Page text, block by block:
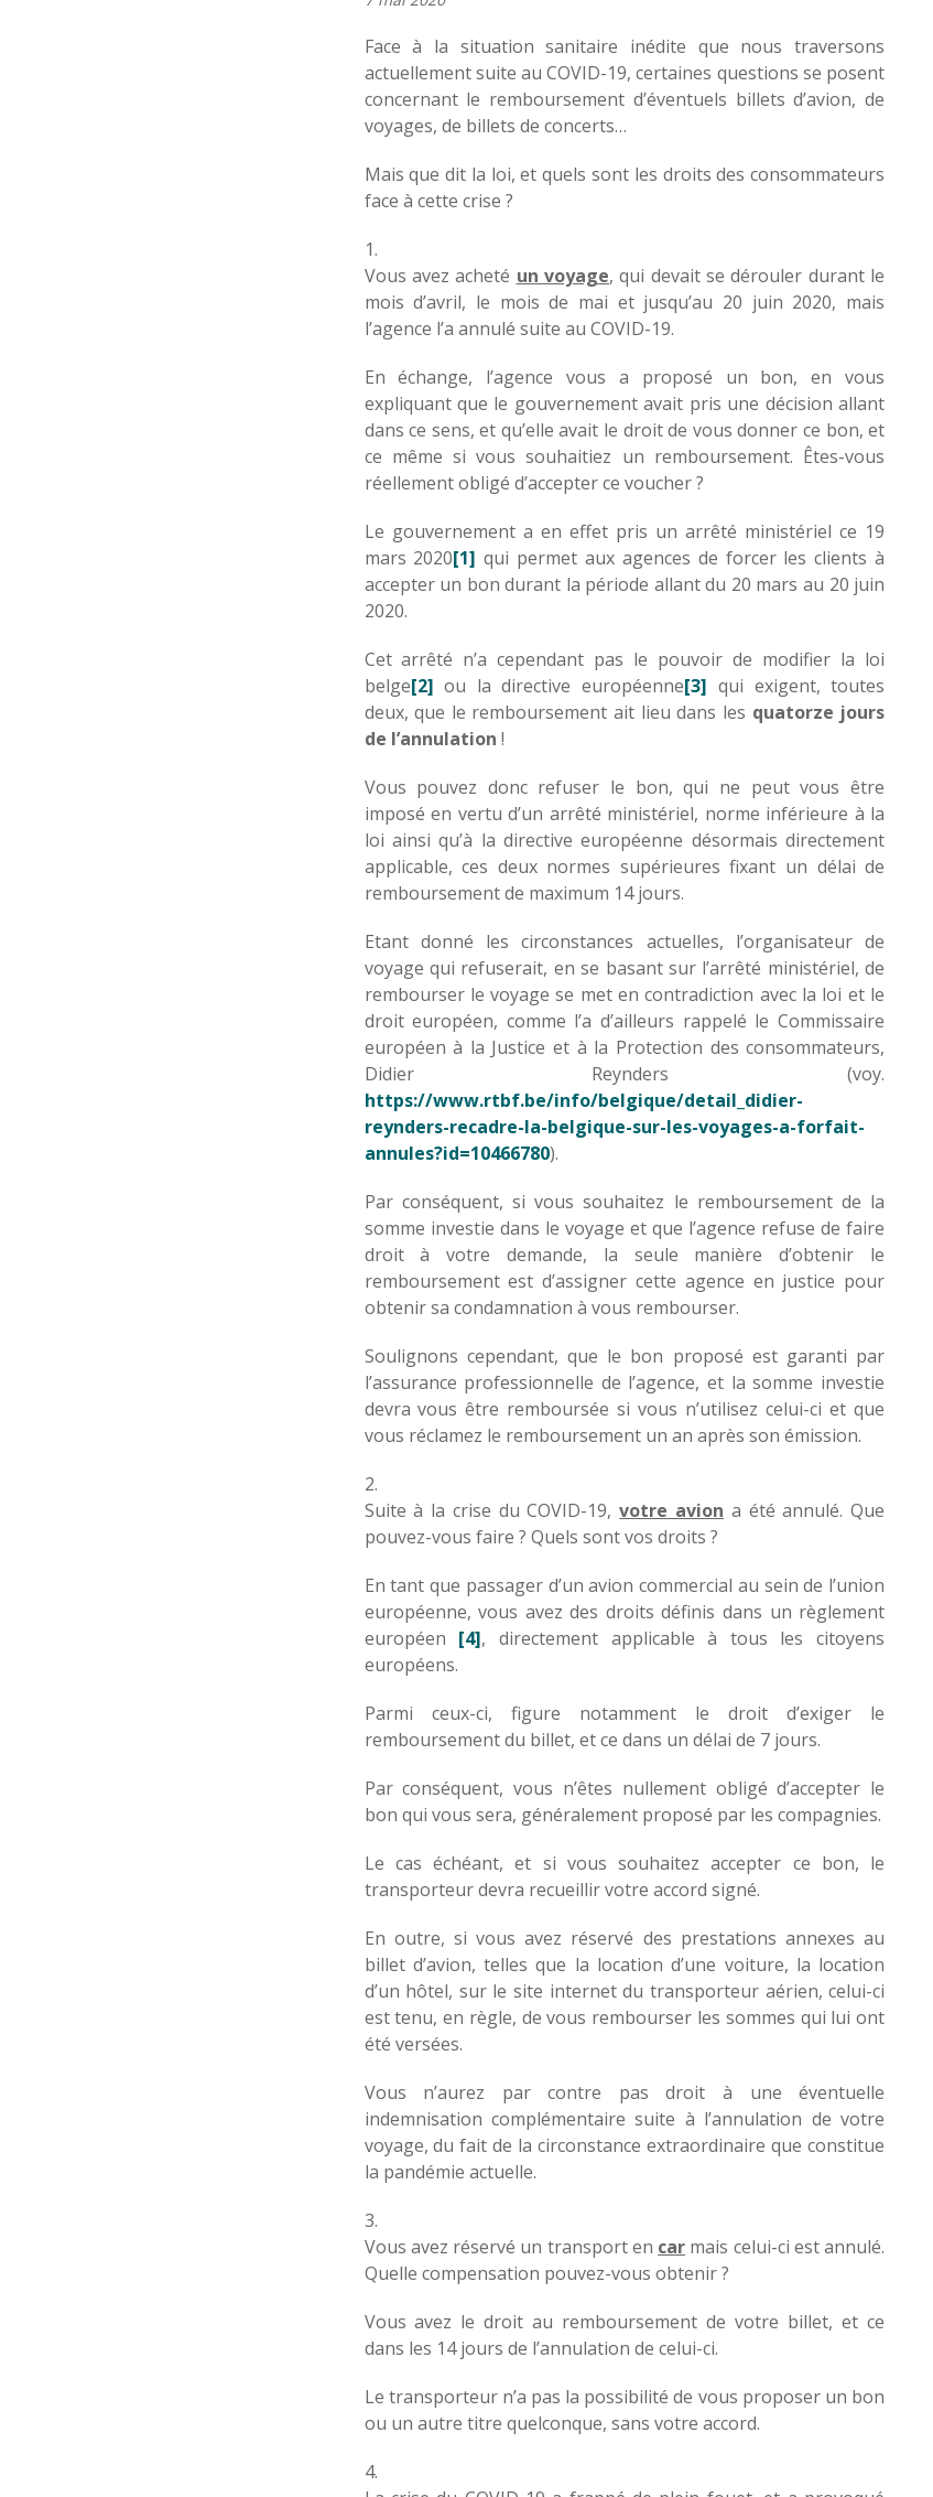
Face à la situation sanitaire inédite que nous traversons
actuellement suite au COVID-19, certaines questions se posent
concernant le remboursement d’éventuels billets d’avion, de
voyages, de billets de concerts…
Mais que dit la loi, et quels sont les droits des consommateurs
face à cette crise ?
1.
Vous avez acheté un voyage, qui devait se dérouler durant le
mois d’avril, le mois de mai et jusqu’au 20 juin 2020, mais
l’agence l’a annulé suite au COVID-19.
En échange, l’agence vous a proposé un bon, en vous
expliquant que le gouvernement avait pris une décision allant
dans ce sens, et qu’elle avait le droit de vous donner ce bon, et
ce même si vous souhaitiez un remboursement. Êtes-vous
réellement obligé d’accepter ce voucher ?
Le gouvernement a en effet pris un arrêté ministériel ce 19
mars 2020[1] qui permet aux agences de forcer les clients à
accepter un bon durant la période allant du 20 mars au 20 juin
2020.
Cet arrêté n’a cependant pas le pouvoir de modifier la loi
belge[2] ou la directive européenne[3] qui exigent, toutes
deux, que le remboursement ait lieu dans les quatorze jours
de l’annulation !
Vous pouvez donc refuser le bon, qui ne peut vous être
imposé en vertu d’un arrêté ministériel, norme inférieure à la
loi ainsi qu’à la directive européenne désormais directement
applicable, ces deux normes supérieures fixant un délai de
remboursement de maximum 14 jours.
Etant donné les circonstances actuelles, l’organisateur de
voyage qui refuserait, en se basant sur l’arrêté ministériel, de
rembourser le voyage se met en contradiction avec la loi et le
droit européen, comme l’a d’ailleurs rappelé le Commissaire
européen à la Justice et à la Protection des consommateurs,
Didier Reynders (voy.
https://www.rtbf.be/info/belgique/detail_didier-
reynders-recadre-la-belgique-sur-les-voyages-a-forfait-
annules?id=10466780).
Par conséquent, si vous souhaitez le remboursement de la
somme investie dans le voyage et que l’agence refuse de faire
droit à votre demande, la seule manière d’obtenir le
remboursement est d’assigner cette agence en justice pour
obtenir sa condamnation à vous rembourser.
Soulignons cependant, que le bon proposé est garanti par
l’assurance professionnelle de l’agence, et la somme investie
devra vous être remboursée si vous n’utilisez celui-ci et que
vous réclamez le remboursement un an après son émission.
2.
Suite à la crise du COVID-19,votre avion a été annulé. Que
pouvez-vous faire ? Quels sont vos droits ?
En tant que passager d’un avion commercial au sein de l’union
européenne, vous avez des droits définis dans un règlement
européen [4], directement applicable à tous les citoyens
européens.
Parmi ceux-ci, figure notamment le droit d’exiger le
remboursement du billet, et ce dans un délai de 7 jours.
Par conséquent, vous n’êtes nullement obligé d’accepter le
bon qui vous sera, généralement proposé par les compagnies.
Le cas échéant, et si vous souhaitez accepter ce bon, le
transporteur devra recueillir votre accord signé.
En outre, si vous avez réservé des prestations annexes au
billet d’avion, telles que la location d’une voiture, la location
d’un hôtel, sur le site internet du transporteur aérien, celui-ci
est tenu, en règle, de vous rembourser les sommes qui lui ont
été versées.
Vous n’aurez par contre pas droit à une éventuelle
indemnisation complémentaire suite à l’annulation de votre
voyage, du fait de la circonstance extraordinaire que constitue
la pandémie actuelle.
3.
Vous avez réservé un transport en car mais celui-ci est annulé.
Quelle compensation pouvez-vous obtenir ?
Vous avez le droit au remboursement de votre billet, et ce
dans les 14 jours de l’annulation de celui-ci.
Le transporteur n’a pas la possibilité de vous proposer un bon
ou un autre titre quelconque, sans votre accord.
4.